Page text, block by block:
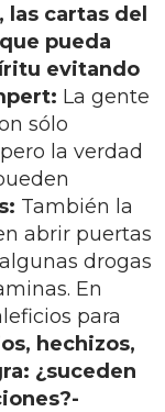
cartas del
pueda
evitando
La gente
sólo
la verdad
También la
abrir puertas
drogas
En
para
hechizos,
¿suceden
-